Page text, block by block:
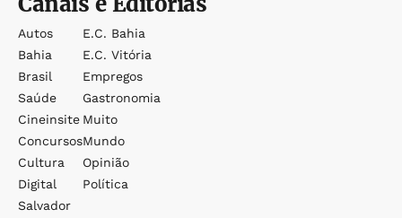
Autos
Bahia
Brasil
Saúde
Cineinsite
Concursos
Cultura
Digital
Salvador
E.c. Bahia
E.c. Vitória
Empregos
Gastronomia
Muito
Mundo
Opinião
Política